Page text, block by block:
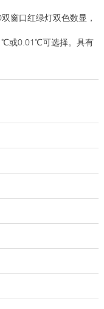
窗口红绿灯双色数显，
或0.01℃可选择。具有